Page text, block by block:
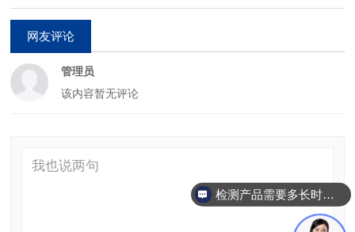
网友评论
管理员
该内容暂无评论
检测产品需要多长时间？